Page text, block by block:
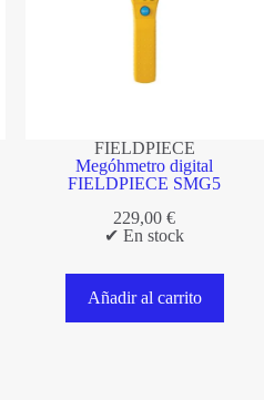
FIELDPIECE
Megóhmetro digital
FIELDPIECE SMG5
229,00€
✔ En stock
Añadir al carrito